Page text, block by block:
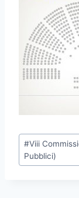
P
s
#Viii
Pubblici)